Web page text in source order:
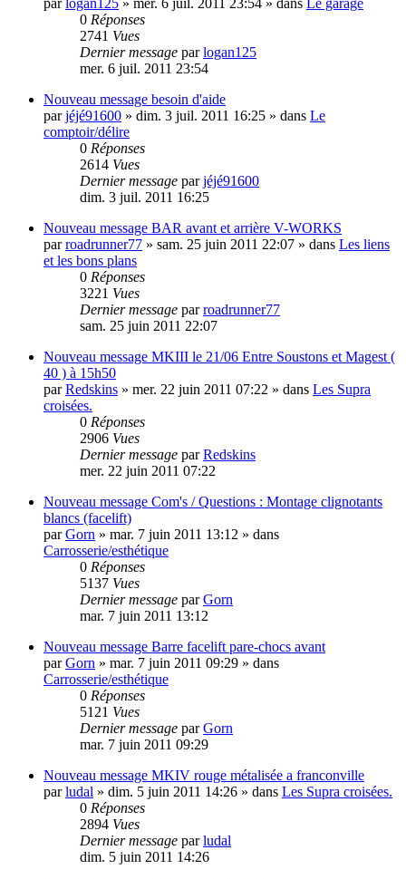
parlogan125 » mer. 6 juil. 2011 23:54 » dans Le garage
0 Réponses
2741 Vues
Dernier message parlogan125
mer. 6 juil. 2011 23:54
Nouveau message besoin d'aide
parjéjé91600 » dim. 3 juil. 2011 16:25 » dans Le
comptoir/délire
0 Réponses
2614 Vues
Dernier message parjéjé91600
dim. 3 juil. 2011 16:25
Nouveau message BAR avant et arrière V-WORKS
parroadrunner77 » sam. 25 juin 2011 22:07 » dans Les liens
et les bons plans
0 Réponses
3221 Vues
Dernier message parroadrunner77
sam. 25 juin 2011 22:07
Nouveau message MKIII le 21/06 Entre Soustons et Magest (
40 ) à 15h50
parRedskins » mer. 22 juin 2011 07:22 » dans Les Supra
croisées.
0 Réponses
2906 Vues
Dernier message parRedskins
mer. 22 juin 2011 07:22
Nouveau message Com's / Questions : Montage clignotants
blancs (facelift)
parGorn » mar. 7 juin 2011 13:12 » dans
Carrosserie/esthétique
0 Réponses
5137 Vues
Dernier message parGorn
mar. 7 juin 2011 13:12
Nouveau message Barre facelift pare-chocs avant
parGorn » mar. 7 juin 2011 09:29 » dans
Carrosserie/esthétique
0 Réponses
5121 Vues
Dernier message parGorn
mar. 7 juin 2011 09:29
Nouveau message MKIV rouge métalisée a franconville
parludal » dim. 5 juin 2011 14:26 » dans Les Supra croisées.
0 Réponses
2894 Vues
Dernier message parludal
dim. 5 juin 2011 14:26